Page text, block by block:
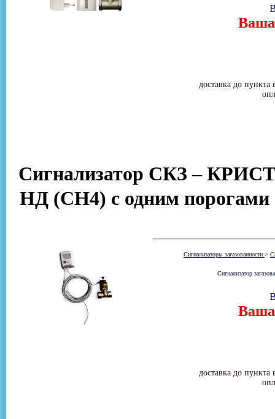
Ваша
доставка до
Сигнализатор СКЗ –
НД (СН4) с одним порогами
Сигнализаторы загазованности >
Сигнализатор
Ваша
доставка до